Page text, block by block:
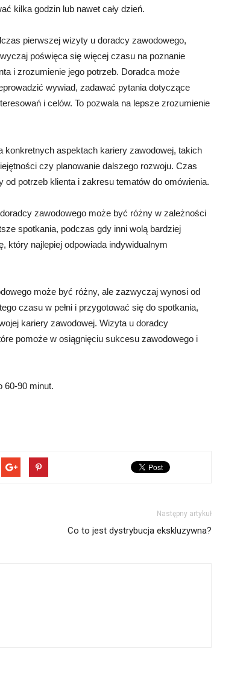
kilka godzin lub nawet cały dzień.
pierwszej wizyty u doradcy zawodowego,
poświęca się więcej czasu na poznanie
i zrozumienie jego potrzeb. Doradca może
wywiad, zadawać pytania dotyczące
i celów. To pozwala na lepsze zrozumienie
konkretnych aspektach kariery zawodowej, takich
czy planowanie dalszego rozwoju. Czas
potrzeb klienta i zakresu tematów do omówienia.
zawodowego może być różny w zależności
spotkania, podczas gdy inni wolą bardziej
który najlepiej odpowiada indywidualnym
może być różny, ale zazwyczaj wynosi od
czasu w pełni i przygotować się do spotkania,
kariery zawodowej. Wizyta u doradcy
pomoże w osiągnięciu sukcesu zawodowego i
60-90 minut.
Następny artykuł
Co to jest dystrybucja ekskluzywna?